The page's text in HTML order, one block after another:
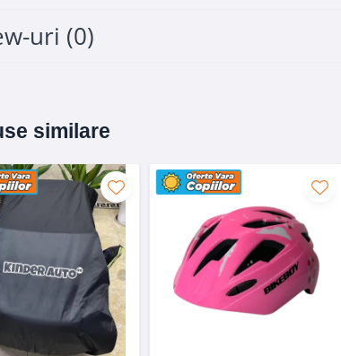
PIESĂ SE VA POTRIVI CU MINI
uri (0)
similare